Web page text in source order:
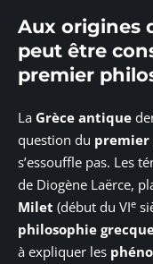
Aux origines
peut être
premier
La Grèce antique
question du premier
s’essouffle pas. Les
de Diogène Laërce,
Milet (début du VIe
philosophie
à expliquer les